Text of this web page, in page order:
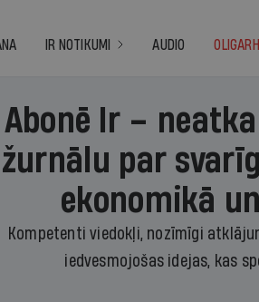
IR NOTIKUMI AUDIO
Abonē Ir –
žurnālu par
ekonomikā
Kompetenti viedokļi, nozīmīgi
iedvesmojošas idejas, kas